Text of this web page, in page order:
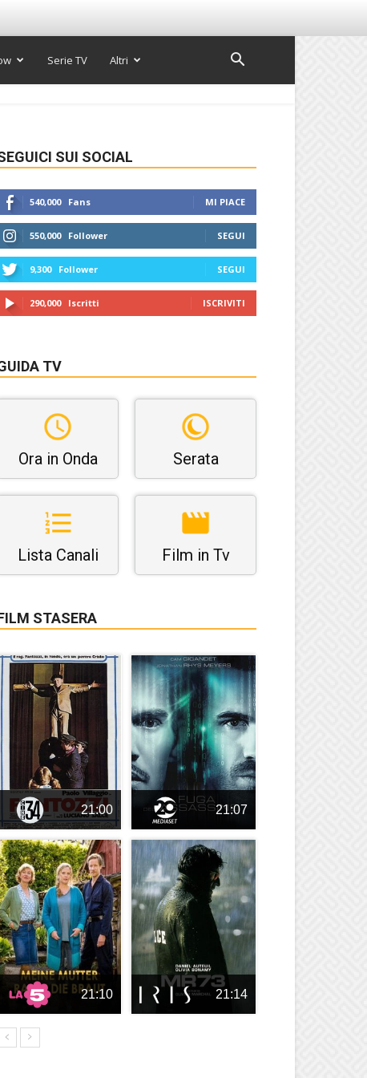
Serie TV Altri
SUI SOCIAL
540,000 Fans MI PIACE
550,000 Follower SEGUI
9,300 Follower SEGUI
290,000 Iscritti ISCRIVITI
TV
Ora in Onda Serata
Lista Canali Film in Tv
STASERA
21:00 21:07
21:10 21:14